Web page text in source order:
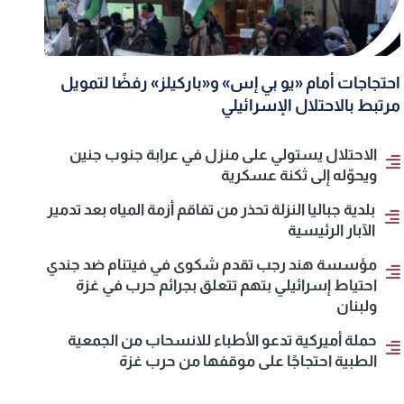
احتجاجات أمام «يو بي إس» و«باركيلز» رفضًا لتمويل
مرتبط بالاحتلال الإسرائيلي
الاحتلال يستولي على منزل في عرابة جنوب جنين
ويحوّله إلى ثكنة عسكرية
بلدية جباليا النزلة تحذر من تفاقم أزمة المياه بعد تدمير
الآبار الرئيسية
مؤسسة هند رجب تقدم شكوى في فيتنام ضد جندي
احتياط إسرائيلي بتهم تتعلق بجرائم حرب في غزة
ولبنان
حملة أميركية تدعو الأطباء للانسحاب من الجمعية
الطبية احتجاجًا على موقفها من حرب غزة